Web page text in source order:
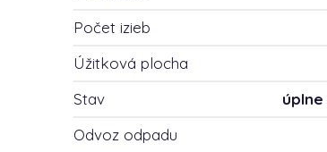
Počet izieb
Úžitková plocha
Stav
Odvoz odpadu